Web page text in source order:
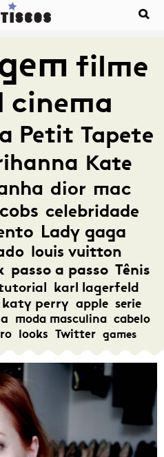
filme
cinema
Petit Tapete
Kate
dior mac
celebridade
Lady gaga
louis vuitton
passo a passo Tênis
karl lagerfeld
katy perry apple serie
moda masculina cabelo
looks Twitter games